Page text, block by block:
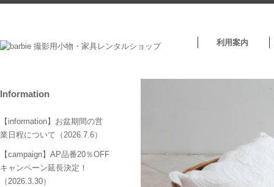
利用案内
Information
【information】お盆期間の営
業日程について（2026.7.6）
【campaign】AP品番20％OFF
キャンペーン延長決定！
（2026.3.30）